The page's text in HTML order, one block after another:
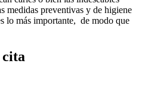
medidas preventivas y de higiene
lo más importante, de modo que